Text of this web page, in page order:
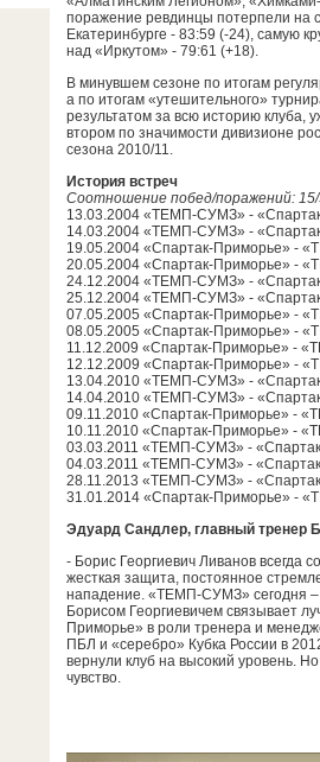
поражение ревдинцы потерпели на
Екатеринбурге - 83:59 (-24), самую
над «Иркутом» - 79:61 (+18).
В минувшем сезоне по итогам
а по итогам «утешительного»
результатом за всю историю клуба,
втором по значимости дивизионе
сезона 2010/11.
История встреч
Соотношение побед/поражений:
13.03.2004 «ТЕМП-СУМЗ» -
14.03.2004 «ТЕМП-СУМЗ» -
19.05.2004 «Спартак-Приморье» -
20.05.2004 «Спартак-Приморье» -
24.12.2004 «ТЕМП-СУМЗ» -
25.12.2004 «ТЕМП-СУМЗ» -
07.05.2005 «Спартак-Приморье» -
08.05.2005 «Спартак-Приморье» -
11.12.2009 «Спартак-Приморье» -
12.12.2009 «Спартак-Приморье» -
13.04.2010 «ТЕМП-СУМЗ» -
14.04.2010 «ТЕМП-СУМЗ» -
09.11.2010 «Спартак-Приморье» -
10.11.2010 «Спартак-Приморье» -
03.03.2011 «ТЕМП-СУМЗ» -
04.03.2011 «ТЕМП-СУМЗ» -
28.11.2013 «ТЕМП-СУМЗ» -
31.01.2014 «Спартак-Приморье» -
Эдуард Сандлер, главный тренер
- Борис Георгиевич Ливанов всегда
жесткая защита, постоянное
нападение. «ТЕМП-СУМЗ» сегодня –
Борисом Георгиевичем связывает
Приморье» в роли тренера и
ПБЛ и «серебро» Кубка России в
вернули клуб на высокий уровень.
чувство.